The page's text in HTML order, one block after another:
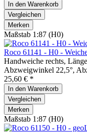
In den Warenkorb
Vergleichen
Merken
Maßstab 1:87 (H0)
Roco 61141 - H0 -
Handweiche rechts,
Abzweigwinkel 22,5°,
25,60 € *
In den Warenkorb
Vergleichen
Merken
Maßstab 1:87 (H0)